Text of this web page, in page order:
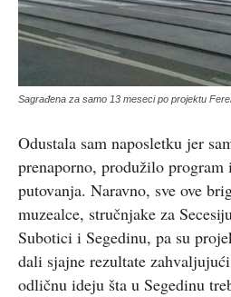
Sagrađena za samo 13 meseci po projektu
Odustala sam naposletku jer
prenaporno, produžilo program
putovanja. Naravno, sve ove
muzealce, stručnjake za
Subotici i Segedinu, pa su
dali sjajne rezultate
odličnu ideju šta u Segedinu